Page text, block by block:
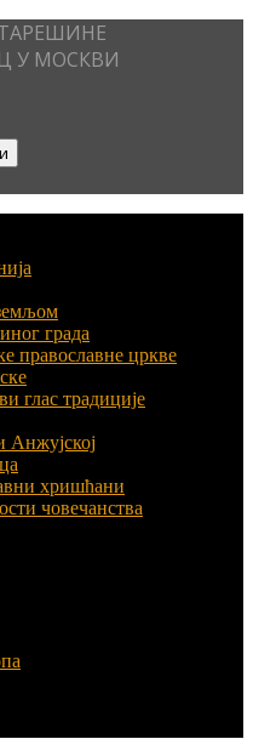
У МОСКВИ
града
православне цркве
глас традиције
Анжујској
хришћани
човечанства